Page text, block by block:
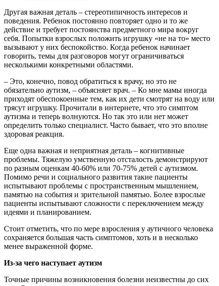
Другая важная деталь – стереотипичность интересов и
поведения. Ребенок постоянно повторяет одно и то же
действие и требует постоянства предметного мира вокруг
себя. Попытки взрослых положить игрушку «не на то» место
вызывают у них беспокойство. Когда ребенок начинает
говорить, темы для разговоров могут ограничиваться
несколькими конкретными областями.
– Это, конечно, повод обратиться к врачу, но это не
обязательно аутизм, – объясняет врач. – Ко мне мамы иногда
приходят обеспокоенные тем, как их дети смотрят на воду или
трясут игрушку. Прочитали в интернете, что это симптом
аутизма и теперь волнуются. Но так это или нет может
определить только специалист. Часто бывает, что это вполне
здоровая реакция.
Еще одна важная и неприятная деталь – когнитивные
проблемы. Тяжелую умственную отсталость демонстрируют
по разным оценкам 40-60% или 70-75% детей с аутизмом.
Помимо речи и социального развития такие пациенты
испытывают проблемы с пространственным мышлением,
памятью на события и зрительной памятью. Более взрослые
пациенты испытывают сложности с переключением между
идеями и планированием.
Стоит отметить, что по мере взросления у аутичного человека
сохраняется большая часть симптомов, хоть и в несколько
менее выраженной форме.
Из-за чего наступает аутизм
Точные причины возникновения болезни неизвестны до сих